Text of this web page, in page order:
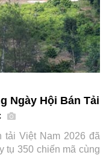
Ngày Hội Bán Tải
Việt Nam 2026 đã
tụ 350 chiến mã cùng